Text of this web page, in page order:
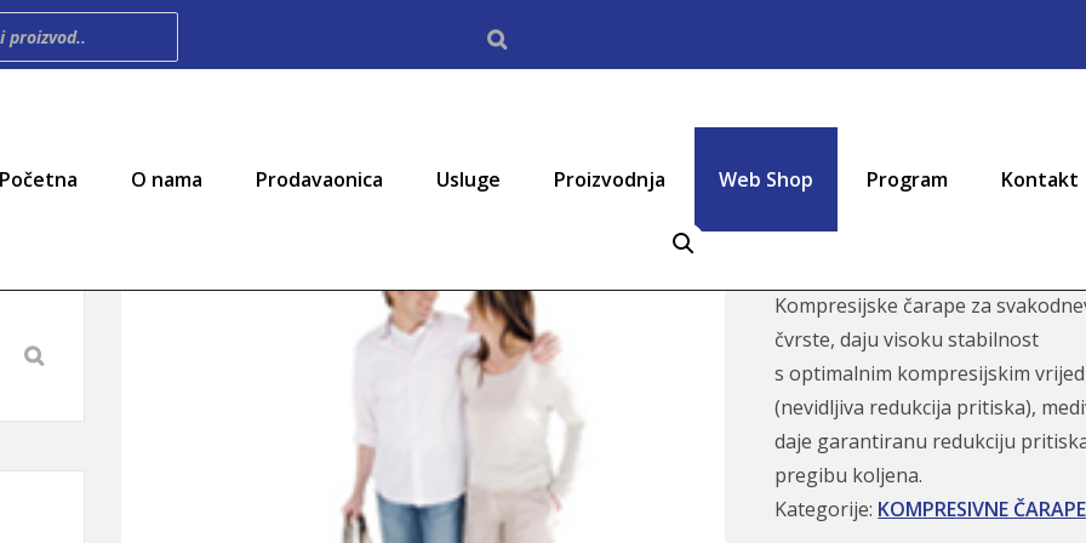
Početna
O nama Prodavaonica Usluge Proizvodnja Web Shop Program Kontakt
Mediven
Kompresijske čarape za
čvrste, daju visoku stabilnost
s optimalnim kompresijskim
(nevidljiva redukcija pritiska),
daje garantiranu redukciju
pregibu koljena.
Kategorije: KOMPRESIVNE ČARAPE